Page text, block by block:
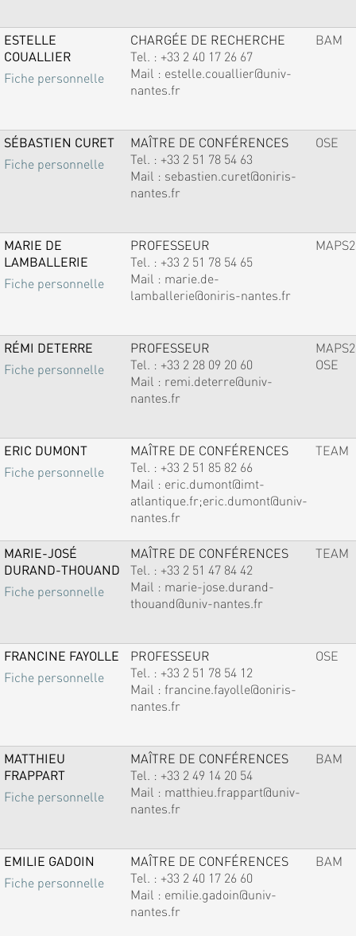
ESTELLE
COUALLIER
Fiche personnelle
CHARGÉE DE RECHERCHE
Tel. : +33 2 40 17 26 67
Mail : estelle.couallier@univ-
nantes.fr
BAM
SÉBASTIEN CURET
Fiche personnelle
MAÎTRE DE CONFÉRENCES
Tel. : +33 2 51 78 54 63
Mail : sebastien.curet@oniris-
nantes.fr
OSE
MARIE DE
LAMBALLERIE
Fiche personnelle
PROFESSEUR
Tel. : +33 2 51 78 54 65
Mail : marie.de-
lamballerie@oniris-nantes.fr
MAPS2
RÉMI DETERRE
Fiche personnelle
PROFESSEUR
Tel. : +33 2 28 09 20 60
Mail : remi.deterre@univ-
nantes.fr
MAPS2
OSE
ERIC DUMONT
Fiche personnelle
MAÎTRE DE CONFÉRENCES
Tel. : +33 2 51 85 82 66
Mail : eric.dumont@imt-
atlantique.fr;eric.dumont@univ-
nantes.fr
TEAM
MARIE-JOSÉ
DURAND-THOUAND
Fiche personnelle
MAÎTRE DE CONFÉRENCES
Tel. : +33 2 51 47 84 42
Mail : marie-jose.durand-
thouand@univ-nantes.fr
TEAM
FRANCINE FAYOLLE
Fiche personnelle
PROFESSEUR
Tel. : +33 2 51 78 54 12
Mail : francine.fayolle@oniris-
nantes.fr
OSE
MATTHIEU
FRAPPART
Fiche personnelle
MAÎTRE DE CONFÉRENCES
Tel. : +33 2 49 14 20 54
Mail : matthieu.frappart@univ-
nantes.fr
BAM
EMILIE GADOIN
Fiche personnelle
MAÎTRE DE CONFÉRENCES
Tel. : +33 2 40 17 26 60
Mail : emilie.gadoin@univ-
nantes.fr
BAM